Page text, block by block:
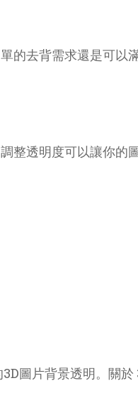
的去背需求還是可
整透明度可以讓你的
圖片背景透明。關